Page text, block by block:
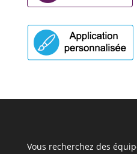
Vous recherchez des